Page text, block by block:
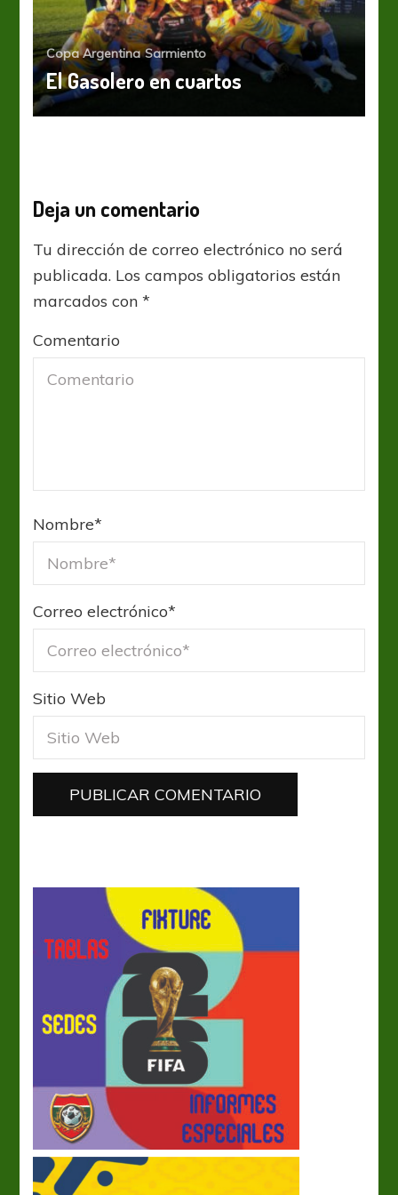
Copa Argentina Sarmiento
El Gasolero en cuartos
Deja un comentario
Tu dirección de correo electrónico no será
publicada. Los campos obligatorios están
marcados con*
Comentario
Nombre*
Correo electrónico*
Sitio Web